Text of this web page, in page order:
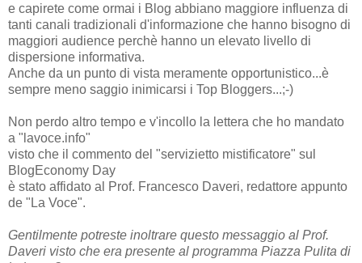
e capirete come ormai i Blog abbiano maggiore influenza di
tanti canali tradizionali d'informazione che hanno bisogno di
maggiori audience perchè hanno un elevato livello di
dispersione informativa.
Anche da un punto di vista meramente opportunistico...è
sempre meno saggio inimicarsi i Top Bloggers...;-)
Non perdo altro tempo e v'incollo la lettera che ho mandato
a "lavoce.info"
visto che il commento del "servizietto mistificatore" sul
BlogEconomy Day
è stato affidato al Prof. Francesco Daveri, redattore appunto
de "La Voce".
Gentilmente potreste inoltrare questo messaggio al Prof.
Daveri visto che era presente al programma Piazza Pulita di